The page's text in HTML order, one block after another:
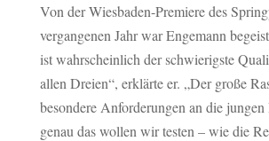
Von der Wiesbaden-Premiere des
vergangenen Jahr war Engemann
ist wahrscheinlich der schwierigste
allen Dreien“, erklärte er. „Der große
besondere Anforderungen an die jungen
genau das wollen wir testen – wie die